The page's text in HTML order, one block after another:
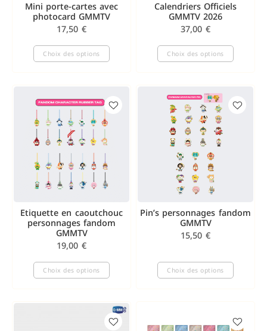
Mini porte-cartes avec
photocard GMMTV
17,50 €
Choix des options
Calendriers Officiels
GMMTV 2026
37,00 €
Choix des options
Etiquette en caoutchouc
personnages fandom
GMMTV
19,00 €
Choix des options
Pin’s personnages fandom
GMMTV
15,50 €
Choix des options